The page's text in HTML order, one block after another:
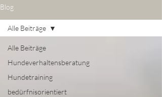
Blog
Alle Beiträge
Hundeverhaltensberatung
Hundetraining
bedürfnisorientiert
Alle Beiträge